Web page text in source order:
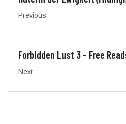
Previous
Forbidden Lust 3 – Free
Next